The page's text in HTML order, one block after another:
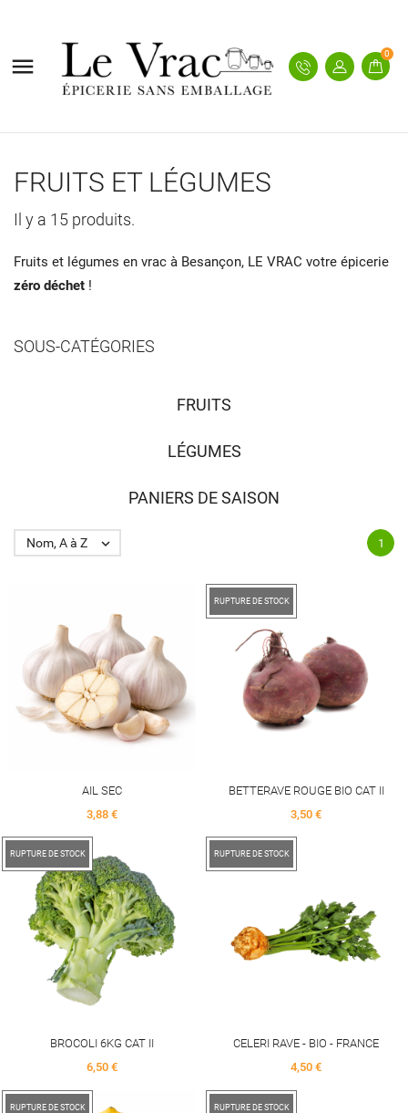
 0
FRUITS ET LÉGUMES
Il y a 15 produits.
Fruits et légumes en vrac à Besançon, LE VRAC votre épicerie
zéro déchet !
SOUS-CATÉGORIES
FRUITS
LÉGUMES
PANIERS DE SAISON
Nom, A à Z  1
AIL SEC
Price
3,88 €
RUPTURE DE STOCK
BETTERAVE ROUGE BIO CAT II
Price
3,50 €
RUPTURE DE STOCK
BROCOLI 6KG CAT II
Price
6,50 €
RUPTURE DE STOCK
CELERI RAVE - BIO - FRANCE
Price
4,50 €
RUPTURE DE STOCK RUPTURE DE STOCK